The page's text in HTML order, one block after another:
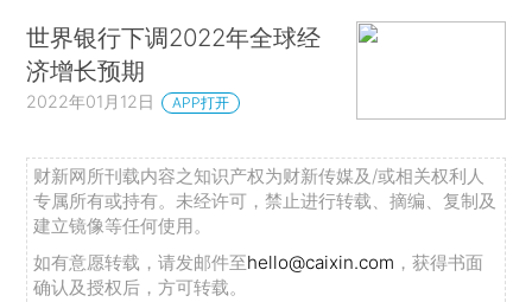
世界银行下调2022年全球经
济增长预期
2022年01月12日 APP打开
财新网所刊载内容之知识产权为财新传媒及/或相关权利人
专属所有或持有。未经许可，禁止进行转载、摘编、复制及
建立镜像等任何使用。
如有意愿转载，请发邮件至hello@caixin.com ，获得书面
确认及授权后，方可转载。